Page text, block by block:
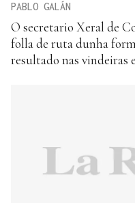
PABLO GALÁN
O secretario Xeral de
folla de ruta dunha
resultado nas vindeiras